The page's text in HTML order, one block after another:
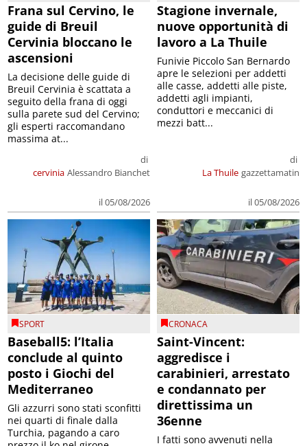
Frana sul Cervino, le
guide di Breuil
Cervinia bloccano le
ascensioni
cervinia
di
Alessandro Bianchet
il 05/08/2026
La decisione delle guide di
Breuil Cervinia è scattata a
seguito della frana di oggi
sulla parete sud del Cervino;
gli esperti raccomandano
massima at...
Stagione invernale,
nuove opportunità di
lavoro a La Thuile
La Thuile
di
gazzettamatin
il 05/08/2026
Funivie Piccolo San Bernardo
apre le selezioni per addetti
alle casse, addetti alle piste,
addetti agli impianti,
conduttori e meccanici di
mezzi batt...
SPORT
Baseball5: l’Italia
conclude al quinto
posto i Giochi del
Mediterraneo
Gli azzurri sono stati sconfitti
nei quarti di finale dalla
Turchia, pagando a caro
CRONACA
Saint-Vincent:
aggredisce i
carabinieri, arrestato
e condannato per
direttissima un
36enne
I fatti sono avvenuti nella